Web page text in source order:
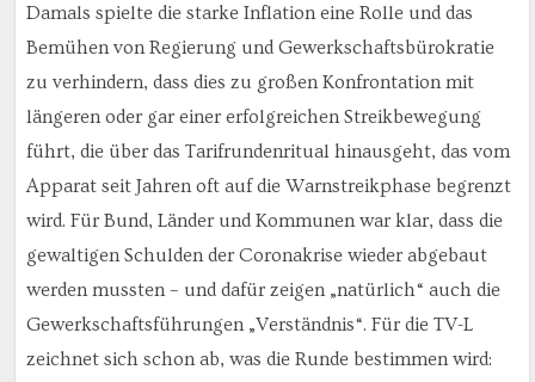
Damals spielte die starke Inflation eine Rolle und das
Bemühen von Regierung und Gewerkschaftsbürokratie
zu verhindern, dass dies zu großen Konfrontation mit
längeren oder gar einer erfolgreichen Streikbewegung
führt, die über das Tarifrundenritual hinausgeht, das vom
Apparat seit Jahren oft auf die Warnstreikphase begrenzt
wird. Für Bund, Länder und Kommunen war klar, dass die
gewaltigen Schulden der Coronakrise wieder abgebaut
werden mussten – und dafür zeigen „natürlich“ auch die
Gewerkschaftsführungen „Verständnis“. Für die TV-L
zeichnet sich schon ab, was die Runde bestimmen wird: